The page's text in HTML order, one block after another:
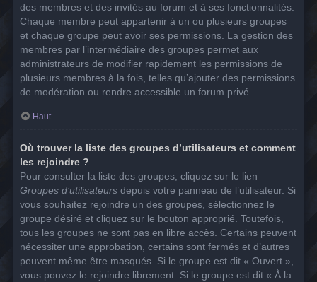
des membres et des invités au forum et à ses fonctionnalités.
Chaque membre peut appartenir à un ou plusieurs groupes
et chaque groupe peut avoir ses permissions. La gestion des
membres par l’intermédiaire des groupes permet aux
administrateurs de modifier rapidement les permissions de
plusieurs membres à la fois, telles qu’ajouter des permissions
de modération ou rendre accessible un forum privé.
Haut
Où trouver la liste des groupes d’utilisateurs et comment
les rejoindre ?
Pour consulter la liste des groupes, cliquez sur le lien
Groupes d’utilisateurs depuis votre panneau de l’utilisateur. Si
vous souhaitez rejoindre un des groupes, sélectionnez le
groupe désiré et cliquez sur le bouton approprié. Toutefois,
tous les groupes ne sont pas en libre accès. Certains peuvent
nécessiter une approbation, certains sont fermés et d’autres
peuvent même être masqués. Si le groupe est dit « Ouvert »,
vous pouvez le rejoindre librement. Si le groupe est dit « À la